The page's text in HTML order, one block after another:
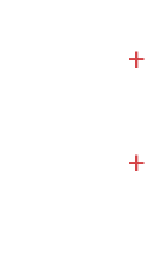
+
+